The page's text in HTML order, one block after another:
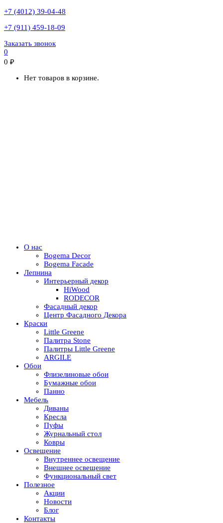
+7 (4012) 39-04-48
+7 (911) 459-18-09
Заказать звонок
0
0 ₽
Нет товаров в корзине.
О нас
Bogema Decor
Bogema Facade
Лепнина
Интерьерный декор
HiWood
RODECOR
Фасадный декор
Центр Фасадного Декора
Краски
Little Greene
Палитра Stone
Палитры Little Greene
ARGILE
Обои
Флизелиновые обои
Бумажные обои
Панно
Мебель
Диваны
Кресла
Пуфы
Журнальный стол
Ковры
Освещение
Внутреннее освещение
Внешнее освещение
Функциональный свет
Полезное
Акции
Новости
Блог
Контакты